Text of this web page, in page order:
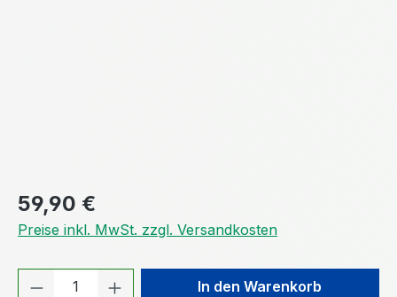
Regulärer Preis:
59,90 €
Preise inkl. MwSt. zzgl. Versandkosten
Produkt Anzahl: Gib denIn den Warenkorb